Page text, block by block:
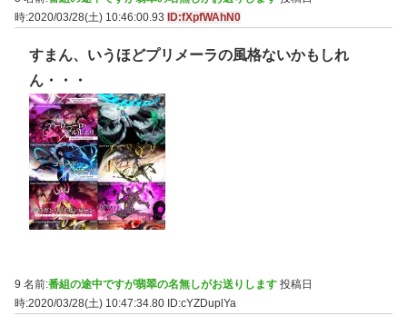
時:2020/03/28(土) 10:46:00.93 ID:fXpfWAhN0
すまん、いうほどプリメーラの風格ないかもしれ
ん・・・
9 名前:番組の途中ですが翡翠の名無しがお送りします 投稿日
時:2020/03/28(土) 10:47:34.80 ID:cYZDuplYa